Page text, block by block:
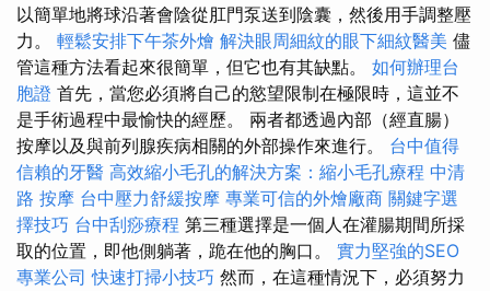
以簡單地將球沿著會陰從肛門泵送到陰囊，然後用手調整壓
力。 輕鬆安排下午茶外燴 解決眼周細紋的眼下細紋醫美 儘
管這種方法看起來很簡單，但它也有其缺點。 如何辦理台
胞證 首先，當您必須將自己的慾望限制在極限時，這並不
是手術過程中最愉快的經歷。 兩者都透過內部（經直腸）
按摩以及與前列腺疾病相關的外部操作來進行。 台中值得
信賴的牙醫 高效縮小毛孔的解決方案：縮小毛孔療程 中清
路 按摩 台中壓力舒緩按摩 專業可信的外燴廠商 關鍵字選
擇技巧 台中刮痧療程 第三種選擇是一個人在灌腸期間所採
取的位置，即他側躺著，跪在他的胸口。 實力堅強的SEO
專業公司 快速打掃小技巧 然而，在這種情況下，必須努力